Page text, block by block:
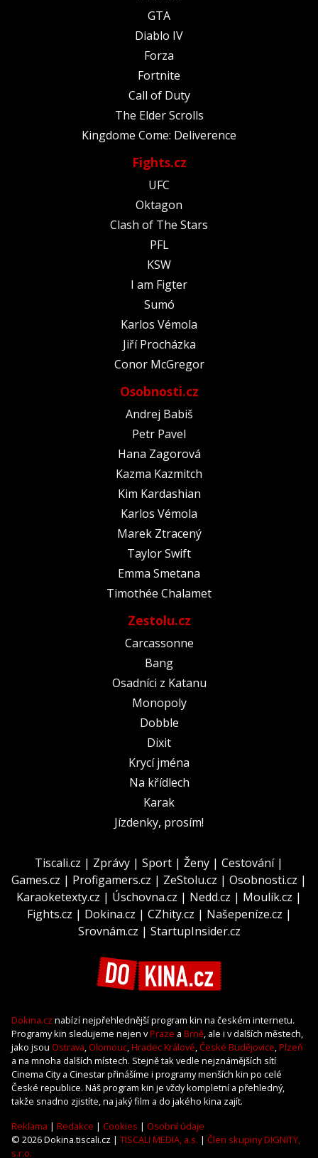
GTA
Diablo IV
Forza
Fortnite
Call of Duty
The Elder Scrolls
Kingdome Come: Deliverence
Fights.cz
UFC
Oktagon
Clash of The Stars
PFL
KSW
I am Figter
Sumó
Karlos Vémola
Jiří Procházka
Conor McGregor
Osobnosti.cz
Andrej Babiš
Petr Pavel
Hana Zagorová
Kazma Kazmitch
Kim Kardashian
Karlos Vémola
Marek Ztracený
Taylor Swift
Emma Smetana
Timothée Chalamet
Zestolu.cz
Carcassonne
Bang
Osadníci z Katanu
Monopoly
Dobble
Dixit
Krycí jména
Na křídlech
Karak
Jízdenky, prosím!
Tiscali.cz | Zprávy | Sport | Ženy | Cestování|
Games.cz | Profigamers.cz | ZeStolu.cz | Osobnosti.cz |
Karaoketexty.cz | Úschovna.cz | Nedd.cz | Moulík.cz |
Fights.cz | Dokina.cz | CZhity.cz | Našepeníze.cz |
Srovnám.cz | StartupInsider.cz
Dokina.cz nabízí nejpřehlednější program kin na českém internetu.
Programy kin sledujeme nejen vPraze a Brně, ale i v dalších městech,
jako jsou Ostrava, Olomouc,Hradec Králové,České Budějovice,Plzeň
a na mnoha dalších místech. Stejně tak vedle nejznámějších sítí
Cinema City a Cinestar přinášíme i programy menších kin po celé
České republice. Náš program kin je vždy kompletní a přehledný,
takže snadno zjistíte, na jaký film a do jakého kina zajít.
Reklama | Redakce | Cookies | Osobní údaje
© 2026 Dokina.tiscali.cz | TISCALI MEDIA, a.s. | Člen skupiny DIGNITY,
s.r.o.